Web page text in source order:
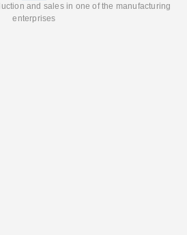
and sales in one of the manufacturing
enterprises